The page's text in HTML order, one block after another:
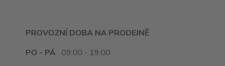
PROVOZNÍ DOBA NA PRODEJNĚ
PO - PÁ 09:00 - 19:00